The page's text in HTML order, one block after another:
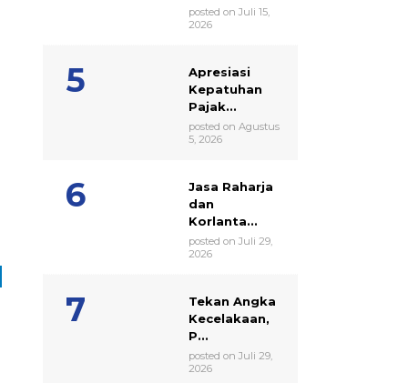
posted on Juli 15,
2026
Apresiasi
Kepatuhan
Pajak...
posted on Agustus
5, 2026
Jasa Raharja
dan
Korlanta...
posted on Juli 29,
2026
Tekan Angka
Kecelakaan,
P...
posted on Juli 29,
2026